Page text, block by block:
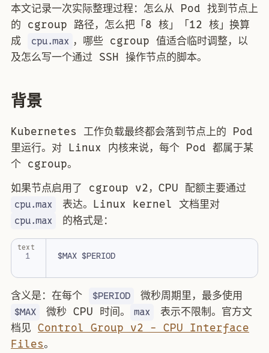
本文记录一次实际整理过程：怎么从 Pod 找到节点上
的 cgroup 路径，怎么把「8 核」「12 核」换算
成
cpu.max ，哪些 cgroup 值适合临时调整，以
及怎么写一个通过 SSH 操作节点的脚本。
背景
Kubernetes 工作负载最终都会落到节点上的 Pod
里运行。对 Linux 内核来说，每个 Pod 都属于某
个 cgroup。
如果节点启用了 cgroup v2，CPU 配额主要通过
cpu.max 表达。Linux kernel 文档里对
cpu.max 的格式是：
1
text
含义是：在每个 $PERIOD 微秒周期里，最多使用
$MAX 微秒 CPU 时间。 max
表示不限制。官方文
档见 Control Group v2 - CPU Interface
Files。